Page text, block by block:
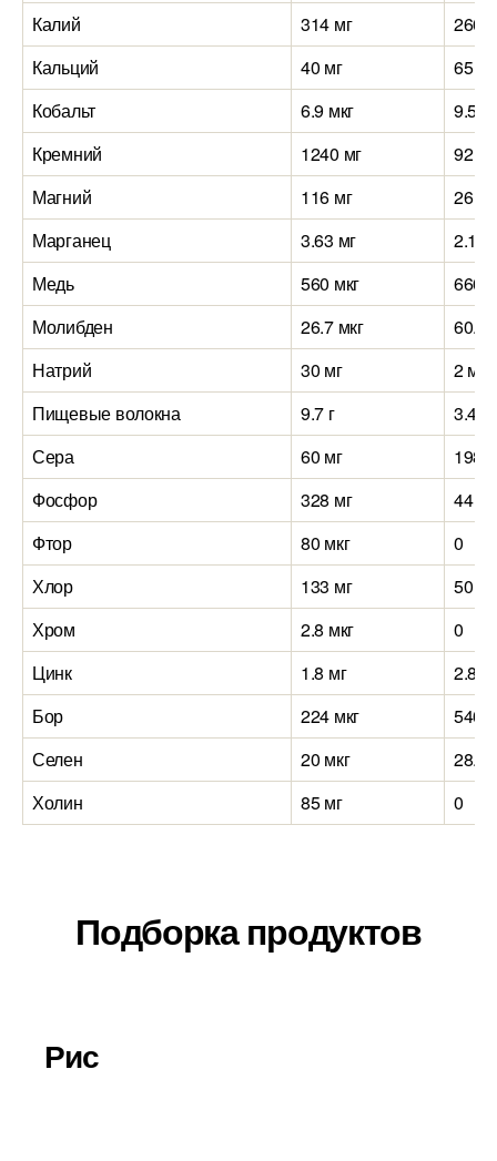
Калий
314 мг
260
Кальций
40 мг
65 мг
Кобальт
6.9 мкг
9.5
Кремний
1240 мг
92 мг
Магний
116 мг
26 мг
Марганец
3.63 мг
2.14
Медь
560 мкг
660
Молибден
26.7 мкг
60.2
Натрий
30 мг
2 мг
Пищевые волокна
9.7 г
3.4 г
Сера
60 мг
198
Фосфор
328 мг
44 мг
Фтор
80 мкг
0
Хлор
133 мг
50 мг
Хром
2.8 мкг
0
Цинк
1.8 мг
2.86
Бор
224 мкг
540
Селен
20 мкг
28.5
Холин
85 мг 0
Подборка продуктов
Рис